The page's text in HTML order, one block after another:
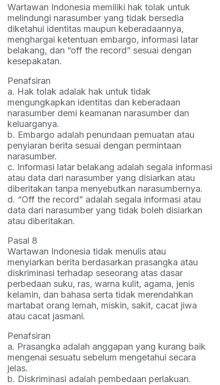
Wartawan Indonesia memiliki hak tolak untuk
melindungi narasumber yang tidak bersedia
diketahui identitas maupun keberadaannya,
menghargai ketentuan embargo, informasi latar
belakang, dan “off the record” sesuai dengan
kesepakatan.
Penafsiran
a. Hak tolak adalak hak untuk tidak
mengungkapkan identitas dan keberadaan
narasumber demi keamanan narasumber dan
keluarganya.
b. Embargo adalah penundaan pemuatan atau
penyiaran berita sesuai dengan permintaan
narasumber.
c. Informasi latar belakang adalah segala informasi
atau data dari narasumber yang disiarkan atau
diberitakan tanpa menyebutkan narasumbernya.
d. “Off the record” adalah segala informasi atau
data dari narasumber yang tidak boleh disiarkan
atau diberitakan.
Pasal 8
Wartawan Indonesia tidak menulis atau
menyiarkan berita berdasarkan prasangka atau
diskriminasi terhadap seseorang atas dasar
perbedaan suku, ras, warna kulit, agama, jenis
kelamin, dan bahasa serta tidak merendahkan
martabat orang lemah, miskin, sakit, cacat jiwa
atau cacat jasmani.
Penafsiran
a. Prasangka adalah anggapan yang kurang baik
mengenai sesuatu sebelum mengetahui secara
jelas.
b. Diskriminasi adalah pembedaan perlakuan.